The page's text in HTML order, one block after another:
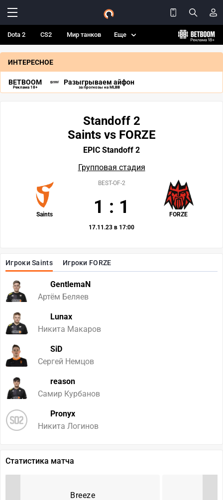
Dota 2 CS2 Мир танков Еще
ИНТЕРЕСНОЕ
BETBOOM
Реклама 18+
Разыгрываем айфон
за прогнозы на MLBB
Игроки Saints Игроки FORZE
GentlemaN
Артём Беляев
Lunax
Никита Макаров
SiD
Сергей Немцов
reason
Самир Курбанов
Pronyx
Никита Логинов
Standoff 2
Saints vs FORZE
EPIC Standoff 2
Групповая стадия
Saints FORZE
BEST-OF-2
1 : 1
17.11.23 в 17:00
Статистика матча
Breeze